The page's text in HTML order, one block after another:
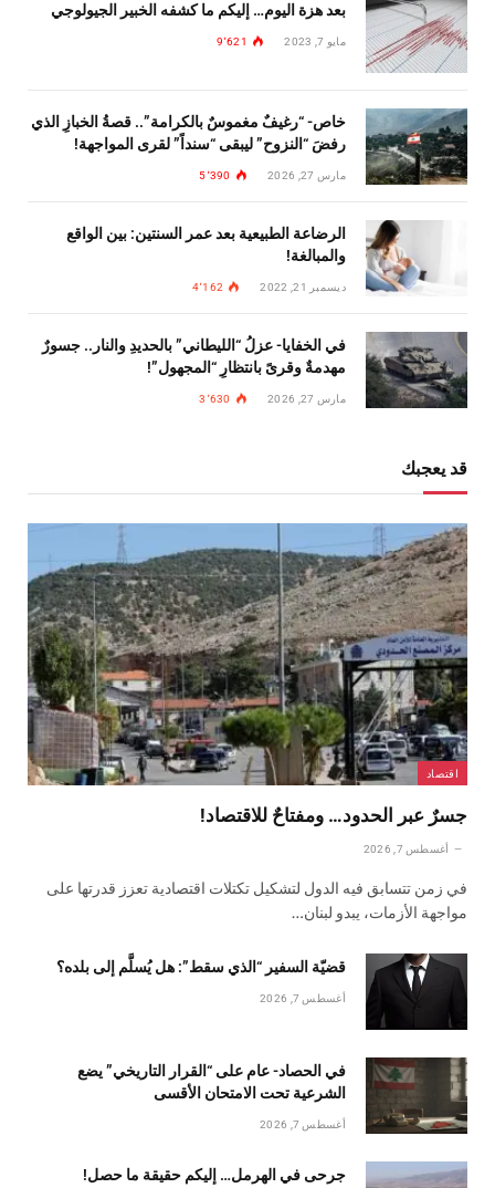
بعد هزة اليوم… إليكم ما كشفه الخبير الجيولوجي
مايو 7, 2023 9٬621
خاص- “رغيفٌ مغموسٌ بالكرامة”.. قصةُ الخبازِ الذي
رفضَ “النزوح” ليبقى “سنداً” لقرى المواجهة!
مارس 27, 2026 5٬390
الرضاعة الطبيعية بعد عمر السنتين: بين الواقع
والمبالغة!
ديسمبر 21, 2022 4٬162
في الخفايا- عزلُ “الليطاني” بالحديدِ والنار.. جسورٌ
مهدمةٌ وقرىً بانتظارِ “المجهول”!
مارس 27, 2026 3٬630
قد يعجبك
اقتصاد
جسرٌ عبر الحدود… ومفتاحٌ للاقتصاد!
أغسطس 7, 2026
في زمن تتسابق فيه الدول لتشكيل تكتلات اقتصادية تعزز قدرتها على
مواجهة الأزمات، يبدو لبنان…
قضيّة السفير “الذي سقط”: هل يُسلَّم إلى بلده؟
أغسطس 7, 2026
في الحصاد- عام على “القرار التاريخي” يضع
الشرعية تحت الامتحان الأقسى
أغسطس 7, 2026
جرحى في الهرمل… إليكم حقيقة ما حصل!